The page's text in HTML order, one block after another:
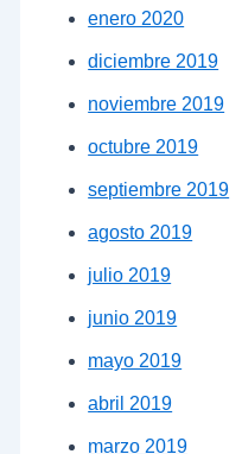
enero 2020
diciembre 2019
noviembre 2019
octubre 2019
septiembre 2019
agosto 2019
julio 2019
junio 2019
mayo 2019
abril 2019
marzo 2019